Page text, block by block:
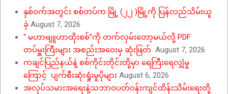
နှစ်ဝက်အတွင်း စစ်တပ်က မြို့ (၂၂ )မြို့ကို ပြန်လည်သိမ်းယူ
ခဲ့ August 7, 2026
“ မဟာဗျူဟာထိုးစစ်”ကို တက်လှမ်းတော့မယ်လို့ PDF
တပ်မှူးကြီးများ အစည်းအဝေးမှ ဆုံးဖြတ် August 7, 2026
ကချင်ပြည်နယ်နဲ့ စစ်ကိုင်းတိုင်းတို့မှာ ရေကြီးရေလျှံမှု
ကြောင့် ပျက်စီးဆုံးရှုံးမှုပိုများ August 6, 2026
အလုပ်သမားအရေးနဲ့သဘာဝပတ်ဝန်းကျင်ထိန်းသိမ်းရေးတို့